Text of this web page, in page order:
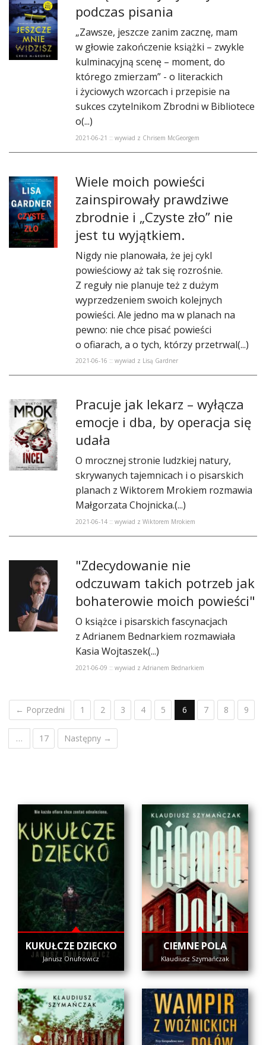
podczas pisania
„Zawsze, jeszcze zanim zacznę, mam
w głowie zakończenie książki – zwykle
kulminacyjną scenę – moment, do
którego zmierzam” - o literackich
i życiowych wzorcach i przepisie na
sukces czytelnikom Zbrodni w Bibliotece
o(...)
2021-06-21 :: wywiad z Chrisem McGeorgem
Wiele moich powieści
zainspirowały prawdziwe
zbrodnie i „Czyste zło” nie
jest tu wyjątkiem.
Nigdy nie planowała, że jej cykl
powieściowy aż tak się rozrośnie.
Z reguły nie planuje też z dużym
wyprzedzeniem swoich kolejnych
powieści. Ale jedno ma w planach na
pewno: nie chce pisać powieści
o ofiarach, a o tych, którzy przetrwal(...)
2021-06-16 :: wywiad z Lisą Gardner
​Pracuje jak lekarz – wyłącza
emocje i dba, by operacja się
udała
O mrocznej stronie ludzkiej natury,
skrywanych tajemnicach i o pisarskich
planach z Wiktorem Mrokiem rozmawia
Małgorzata Chojnicka.(...)
2021-06-14 :: wywiad z Wiktorem Mrokiem
"Zdecydowanie nie
odczuwam takich potrzeb jak
bohaterowie moich powieści"
O książce i pisarskich fascynacjach
z Adrianem Bednarkiem rozmawiała
Kasia Wojtaszek(...)
2021-06-09 :: wywiad z Adrianem Bednarkiem
← Poprzedni 1 2 3 4 5 6 7 8 9
… 17 Następny →
KUKUŁCZE DZIECKO
Janusz Onufrowicz
CIEMNE POLA
Klaudiusz Szymańczak